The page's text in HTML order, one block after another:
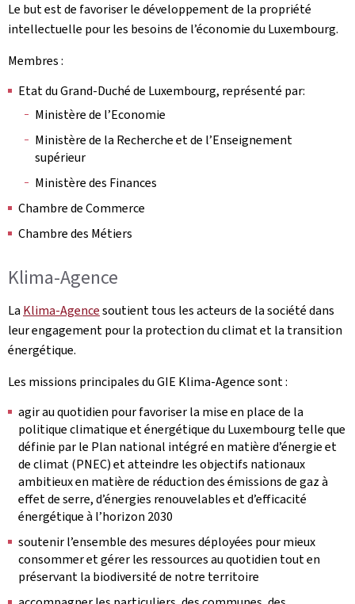
Le but est de favoriser le développement de la propriété
intellectuelle pour les besoins de l’économie du Luxembourg.
Membres :
Etat du Grand-Duché de Luxembourg, représenté par:
Ministère de l’Economie
Ministère de la Recherche et de l’Enseignement
supérieur
Ministère des Finances
Chambre de Commerce
Chambre des Métiers
Klima-Agence
La Klima-Agencesoutient tous les acteurs de la société dans
leur engagement pour la protection du climat et la transition
énergétique.
Les missions principales du GIE Klima-Agence sont :
agir au quotidien pour favoriser la mise en place de la
politique climatique et énergétique du Luxembourg telle que
définie par le Plan national intégré en matière d’énergie et
de climat (PNEC) et atteindre les objectifs nationaux
ambitieux en matière de réduction des émissions de gaz à
effet de serre, d’énergies renouvelables et d’efficacité
énergétique à l’horizon 2030
soutenir l’ensemble des mesures déployées pour mieux
consommer et gérer les ressources au quotidien tout en
préservant la biodiversité de notre territoire